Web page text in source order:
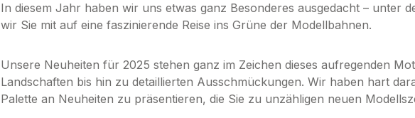
In diesem Jahr haben wir uns etwas ganz Besonderes ausgedacht – unter
wir Sie mit auf eine faszinierende Reise ins Grüne der Modellbahnen.
Unsere Neuheiten für 2025 stehen ganz im Zeichen dieses aufregenden
Landschaften bis hin zu detaillierten Ausschmückungen. Wir haben hart
Palette an Neuheiten zu präsentieren, die Sie zu unzähligen neuen